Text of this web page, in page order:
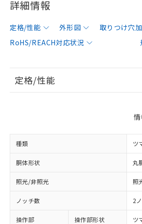
詳細情報
定格/性能 外形図 取りつけ穴
RoHS/REACH対応状況
定格/性能
種類 ツ
胴体形状 丸
照光/非照光 照
ノッチ数 2
操作部 操作部形状 ツ